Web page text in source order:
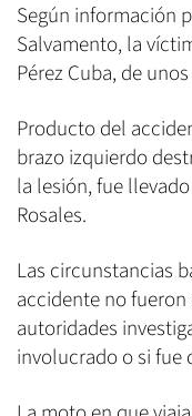
Según información
Salvamento, la
Pérez Cuba, de
Producto del
brazo izquierdo
la lesión, fue
Rosales.
Las circunstancias
accidente no
autoridades
involucrado o si